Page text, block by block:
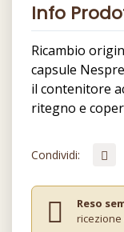
Info
Ricambio
capsule
il contenitore
ritegno e
Condividi:
Reso
ricezione